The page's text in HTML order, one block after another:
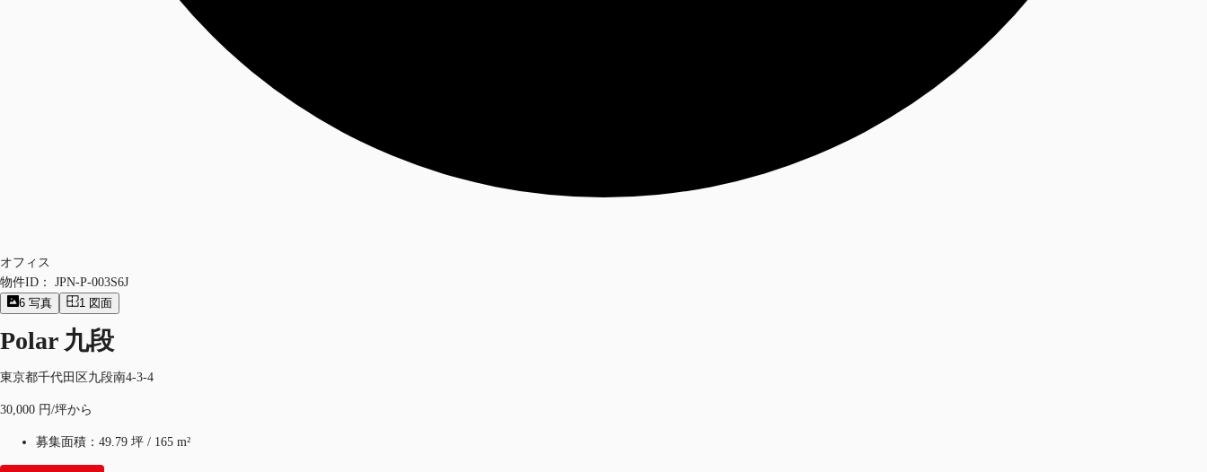
オフィス
物件ID：
JPN-P-003S6J
6 写真 1 図面
Polar 九段
東京都千代田区九段南4-3-4
30,000 円/坪から
募集面積： 49.79 坪 / 165 m²